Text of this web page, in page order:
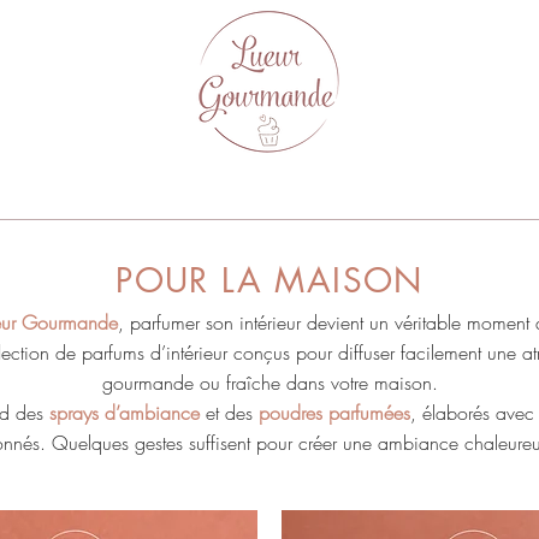
POUR LA MAISON
Gourmande, parfumer son intérieur devient un véritable moment
de parfums d’intérieur conçus pour diffuser facilement une
gourmande ou fraîche dans votre maison.
des sprays d’ambianceet des poudres parfumées, élaborés avec
Quelques gestes suffisent pour créer une ambiance